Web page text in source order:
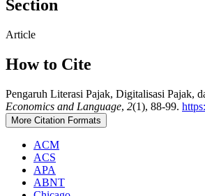
Section
Article
How to Cite
Pengaruh Literasi Pajak, Digitalisasi Pajak,
Economics and Language, 2(1), 88-99.
More Citation Formats
ACM
ACS
APA
ABNT